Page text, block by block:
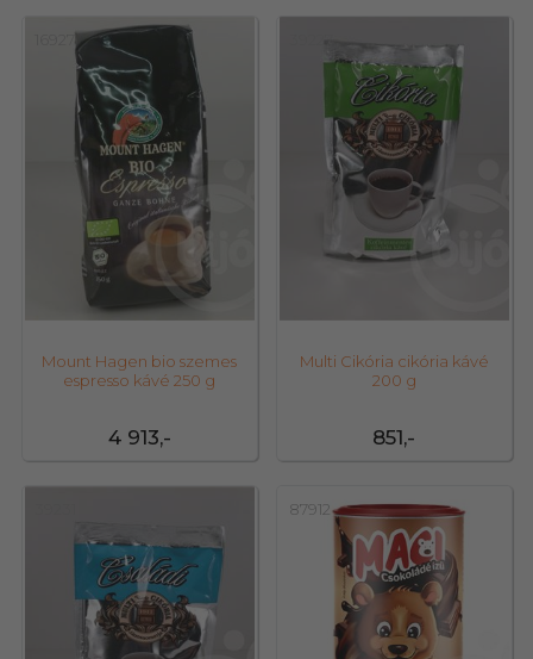
4 913,-
Mount Hagen bio szemes
espresso kávé 250 g
851,-
Multi Cikória cikória kávé
200 g
87912